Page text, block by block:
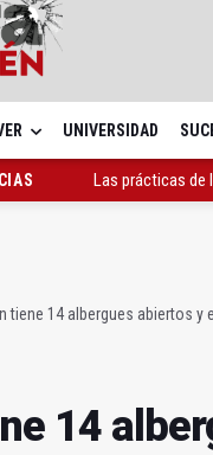
UNIVERSIDAD
Las prácticas
tiene 14 albergues abiertos y
14